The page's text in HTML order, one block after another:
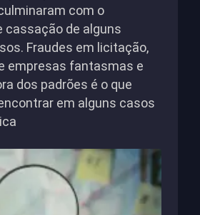
com o
de alguns
Fraudes em licitação,
empresas fantasmas e
dos padrões é o que
em alguns casos